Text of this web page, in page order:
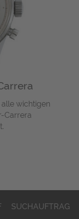
wichtigen
Carrera
SUCHAUFTRAG